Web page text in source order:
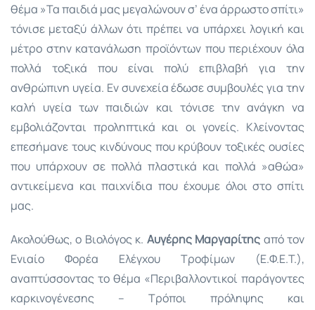
θέμα »Τα παιδιά μας μεγαλώνουν σ’ ένα άρρωστο σπίτι»
τόνισε μεταξύ άλλων ότι πρέπει να υπάρχει λογική και
μέτρο στην κατανάλωση προϊόντων που περιέχουν όλα
πολλά τοξικά που είναι πολύ επιβλαβή για την
ανθρώπινη υγεία. Εν συνεχεία έδωσε συμβουλές για την
καλή υγεία των παιδιών και τόνισε την ανάγκη να
εμβολιάζονται προληπτικά και οι γονείς. Κλείνοντας
επεσήμανε τους κινδύνους που κρύβουν τοξικές ουσίες
που υπάρχουν σε πολλά πλαστικά και πολλά »αθώα»
αντικείμενα και παιχνίδια που έχουμε όλοι στο σπίτι
μας.
Ακολούθως, ο Βιολόγος κ. Αυγέρης Μαργαρίτης από τον
Ενιαίο Φορέα Ελέγχου Τροφίμων (Ε.Φ.Ε.Τ.),
αναπτύσσοντας το θέμα «Περιβαλλοντικοί παράγοντες
καρκινογένεσης – Τρόποι πρόληψης και